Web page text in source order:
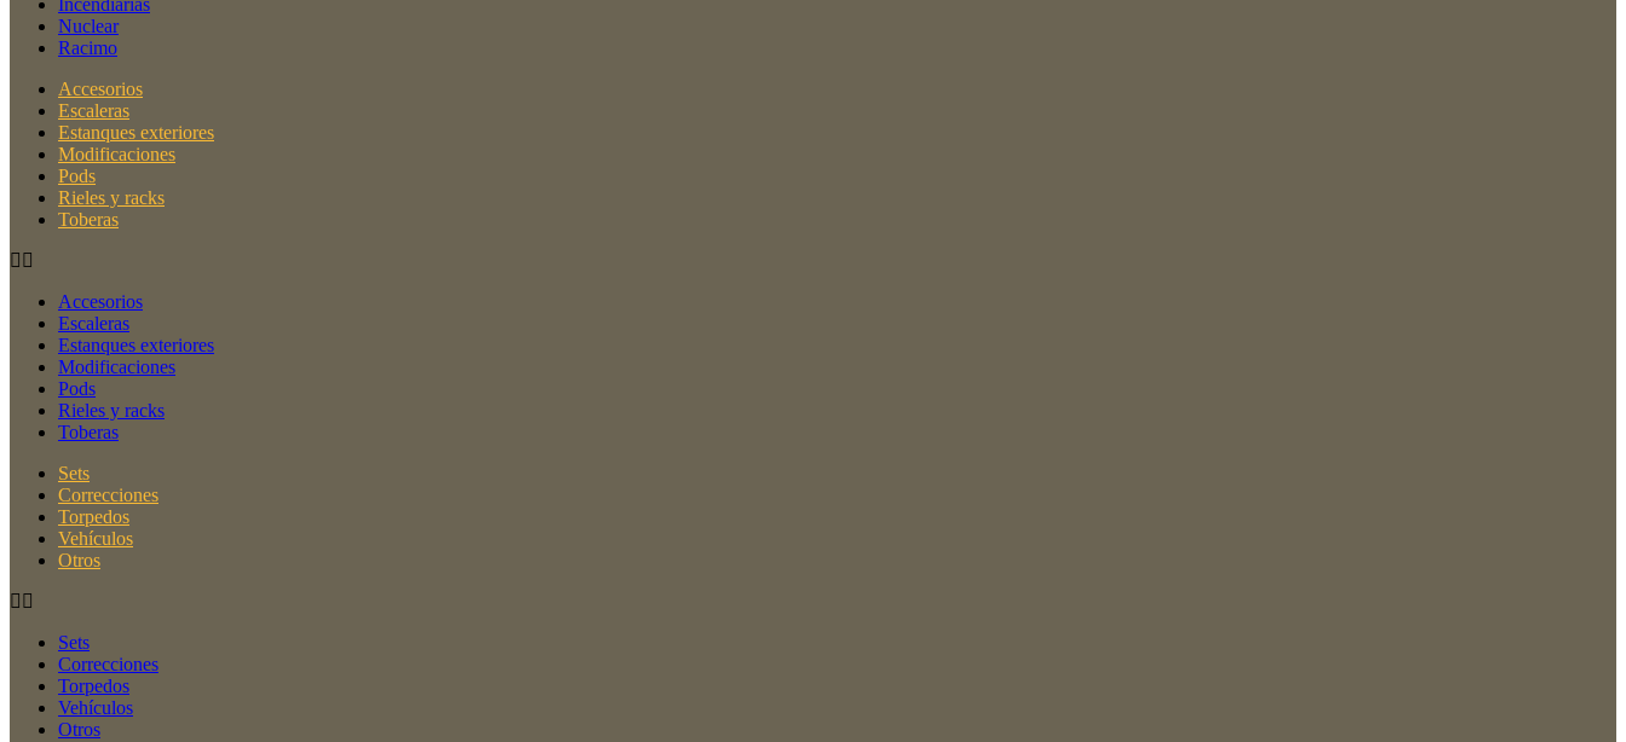
Incendiarias
Nuclear
Racimo
Accesorios
Escaleras
Estanques exteriores
Modificaciones
Pods
Rieles y racks
Toberas
Accesorios
Escaleras
Estanques exteriores
Modificaciones
Pods
Rieles y racks
Toberas
Sets
Correcciones
Torpedos
Vehículos
Otros
Sets
Correcciones
Torpedos
Vehículos
Otros